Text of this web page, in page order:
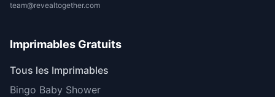
team@revealtogether.com
Imprimables Gratuits
Tous les Imprimables
Bingo Baby Shower